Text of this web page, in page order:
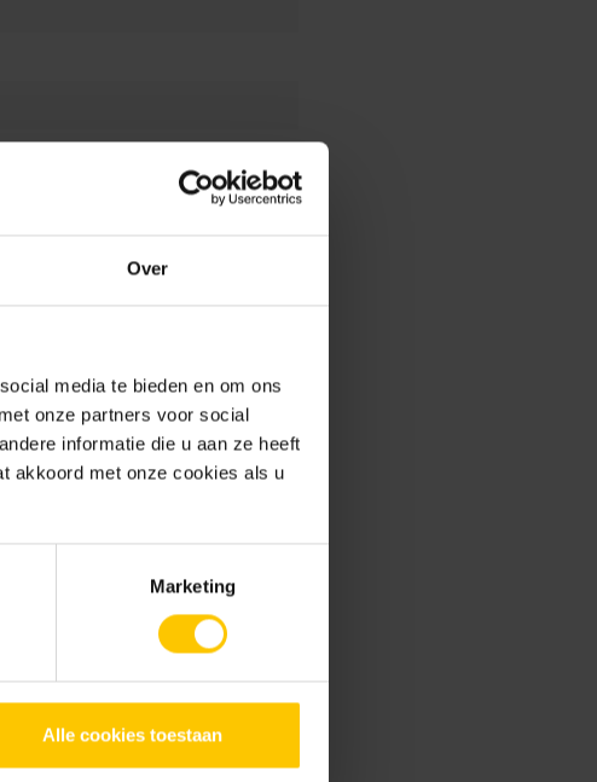
Over
media te bieden en om ons
onze partners voor social
informatie die u aan ze heeft
akkoord met onze cookies als u
Marketing
Alle cookies toestaan
verwerkingsadvies